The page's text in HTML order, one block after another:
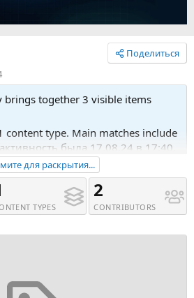
Поделиться
brings together 3 visible items
content type. Main matches include
была 17.08.24 в 17:40.
includes Тема '[Дмитрий Leto
трафика УБТ. Подписка на
Фадеев] [Boosty]
способы заработка.
and Тема 'Здравствуйте
для раскрытия...
TYPES
2
CONTRIBUTORS